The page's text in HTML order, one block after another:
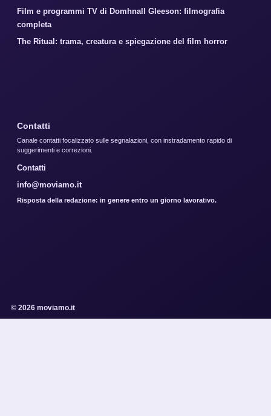
Film e programmi TV di Domhnall Gleeson: filmografia
completa
The Ritual: trama, creatura e spiegazione del film horror
Contatti
Canale contatti focalizzato sulle segnalazioni, con instradamento rapido di
suggerimenti e correzioni.
Contatti
info@moviamo.it
Risposta della redazione: in genere entro un giorno lavorativo.
© 2026 moviamo.it